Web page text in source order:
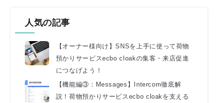
人気の記事
【オーナー様向け】SNSを上手に使って荷物
預かりサービスecbo cloakの集客・来店促進
につなげよう！
【機能編③：Messages】Intercom徹底解
説！荷物預かりサービスecbo cloakを支える